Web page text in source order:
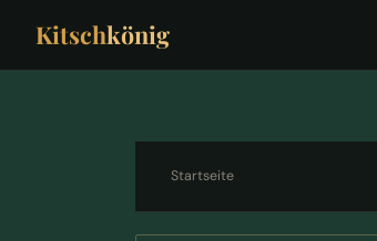
Kitschkönig
Startseite